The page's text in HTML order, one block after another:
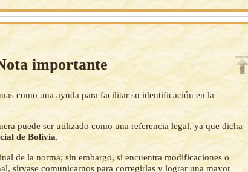
importante
como una ayuda para facilitar su identificación en la
puede ser utilizado como una referencia legal, ya que dicha
de Bolivia.
de la norma; sin embargo, si encuentra modificaciones o
sírvase comunicarnos para corregirlas y lograr una mayor